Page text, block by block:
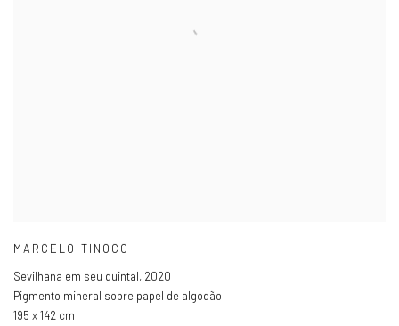
MARCELO TINOCO
Sevilhana em seu quintal, 2020
Pigmento mineral sobre papel de algodão
195 x 142 cm